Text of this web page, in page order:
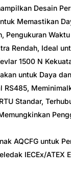
Desain
Memastikan
Pengukuran
Rendah, Ideal
1500 N
untuk Daya
RS485,
Standar,
AQCFG untuk
IECEx/ATEX